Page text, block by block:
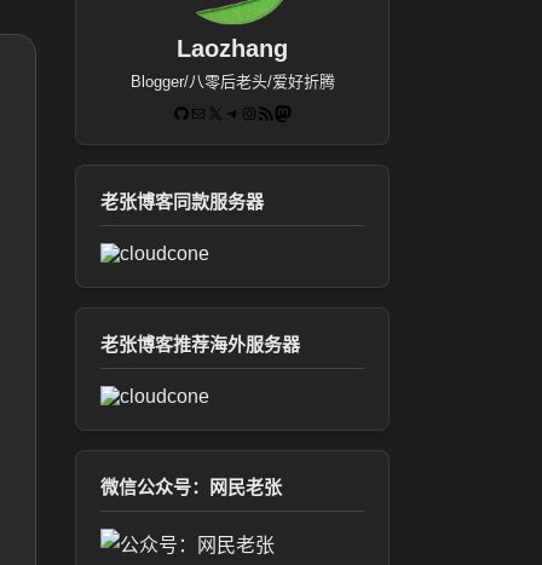
Laozhang
Blogger/八零后老头/爱好折腾
GitHub
电子邮件 X Telegram
Instagram
RSS FeedMastodon
老张博客同款服务器
老张博客推荐海外服务器
微信公众号：网民老张